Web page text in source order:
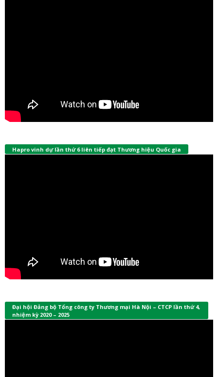
Hapro vinh dự lần thứ 6 liên tiếp đạt Thương hiệu Quốc gia
Đại hội Đảng bộ Tổng công ty Thương mại Hà Nội – CTCP lần thứ 4,
nhiệm kỳ 2020 – 2025